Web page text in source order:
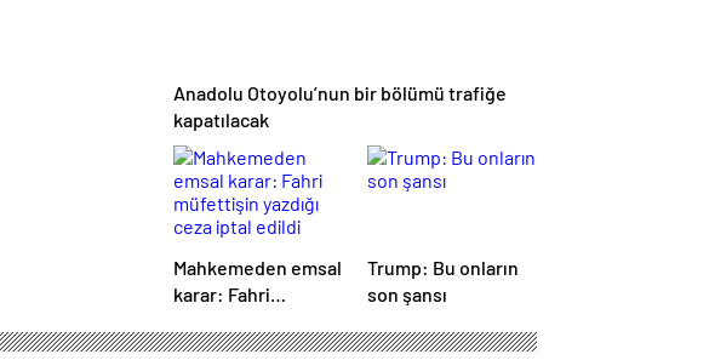
Anadolu Otoyolu’nun bir bölümü trafiğe
kapatılacak
Mahkemeden emsal
karar: Fahri
ceza iptal edildi
Trump: Bu onların
son şansı